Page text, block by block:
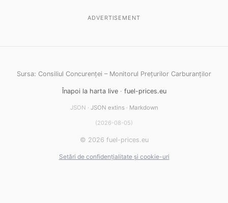
ADVERTISEMENT
Sursa: Consiliul Concurenței – Monitorul Prețurilor Carburanților
Înapoi la harta live· fuel-prices.eu
JSON · JSON extins· Markdown
(2026-08-05)
© 2026 fuel-prices.eu
Setări de confidențialitate și cookie-uri